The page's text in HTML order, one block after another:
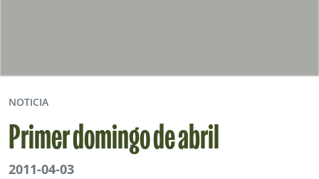
NOTICIA
Primer domingo de abril
2011-04-03